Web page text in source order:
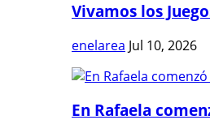
Vivamos los
enelarea Jul 10, 2026
En Rafaela